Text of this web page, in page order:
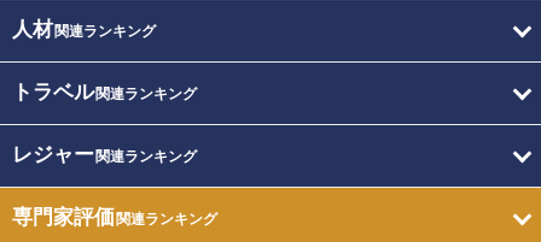
人材関連ランキング
トラベル関連ランキング
レジャー関連ランキング
専門家評価関連ランキング